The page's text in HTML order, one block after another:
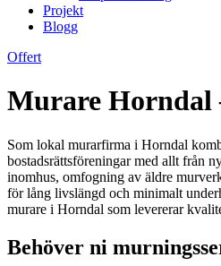
Projekt
Blogg
Offert
Murare Horndal
Som lokal murarfirma i Horndal
bostadsrättsföreningar med allt från
inomhus, omfogning av äldre
för lång livslängd och minimalt
murare i Horndal som levererar
Behöver ni